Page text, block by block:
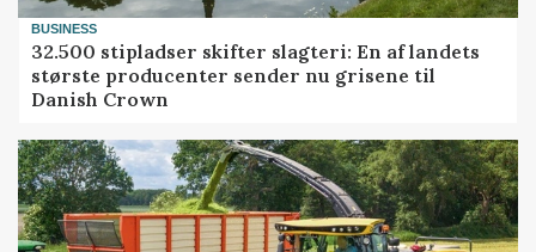
BUSINESS
32.500 stipladser skifter slagteri: En af landets
største producenter sender nu grisene til
Danish Crown